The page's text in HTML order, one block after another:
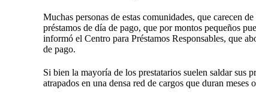
Muchas personas de estas comunidades, que carecen
préstamos de día de pago, que por montos pequeños
informó el Centro para Préstamos Responsables, que
de pago.
Si bien la mayoría de los prestatarios suelen saldar sus
atrapados en una densa red de cargos que duran meses